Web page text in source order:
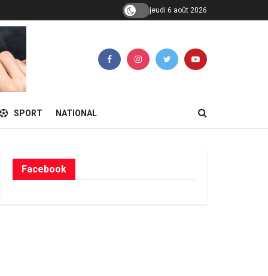
jeudi 6 août 2026
SPORT NATIONAL
Facebook